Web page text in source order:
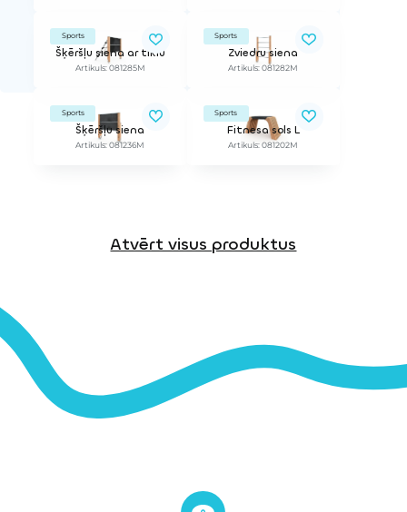
Sports
Šķēršļu siena ar tīklu
Artikuls: 081285M
Sports
Zviedru siena
Artikuls: 081282M
Sports
Šķēršļu siena
Artikuls: 081236M
Sports
Fitnesa sols L
Artikuls: 081202M
Atvērt visus produktus